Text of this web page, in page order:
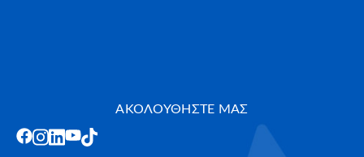
ΑΚΟΛΟΥΘΗΣΤΕ ΜΑΣ